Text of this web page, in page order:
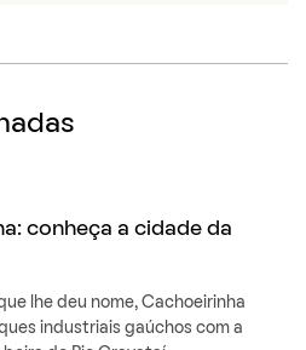
conheça a cidade da
lhe deu nome, Cachoeirinha
industriais gaúchos com a